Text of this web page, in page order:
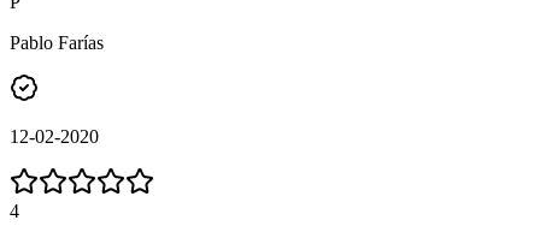
Pablo Farías
12-02-2020
4